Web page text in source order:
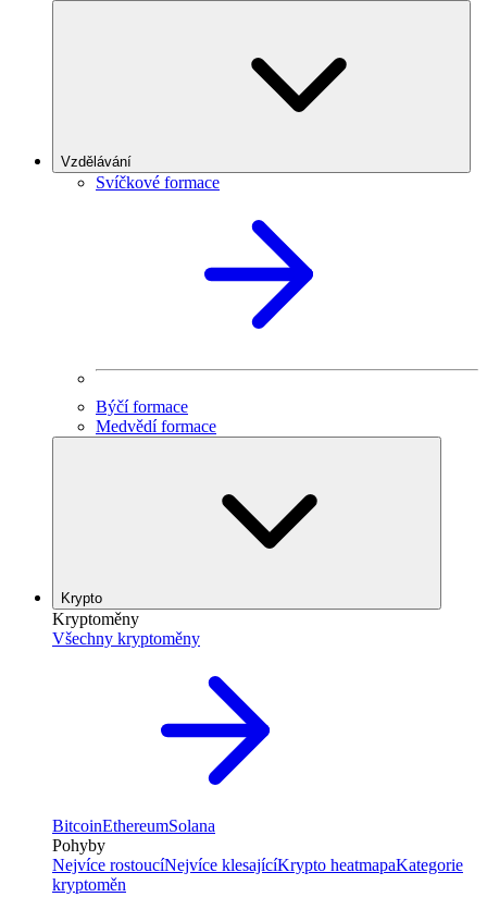
Vzdělávání
Svíčkové formace
Býčí formace
Medvědí formace
Krypto
Kryptoměny
Všechny kryptoměny
BitcoinEthereumSolana
Pohyby
Nejvíce rostoucíNejvíce klesajícíKrypto heatmapaKategorie
kryptoměn